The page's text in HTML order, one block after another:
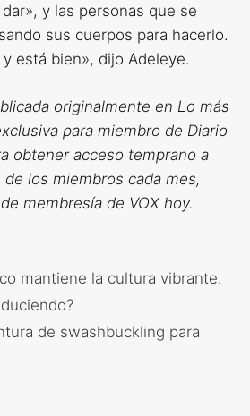
y las personas que se
sus cuerpos para hacerlo.
está bien», dijo Adeleye.
originalmente en Lo más
para miembro de Diario
obtener acceso temprano a
los miembros cada mes,
membresía de VOX hoy.
mantiene la cultura vibrante.
de swashbuckling para